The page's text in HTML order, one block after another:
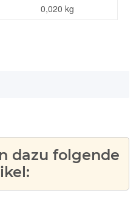
0,020 kg
dazu folgende